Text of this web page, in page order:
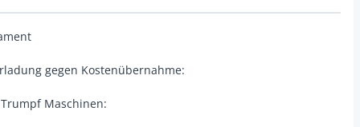
gegen Kostenübernahme:
Maschinen: